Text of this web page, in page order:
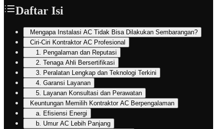
Daftar Isi
Mengapa Instalasi AC Tidak Bisa Dilakukan Sembarangan?
Ciri-Ciri Kontraktor AC Profesional
1. Pengalaman dan Reputasi
2. Tenaga Ahli Bersertifikasi
3. Peralatan Lengkap dan Teknologi Terkini
4. Garansi Layanan
5. Layanan Konsultasi dan Perawatan
Keuntungan Memilih Kontraktor AC Berpengalaman
a. Efisiensi Energi
b. Umur AC Lebih Panjang